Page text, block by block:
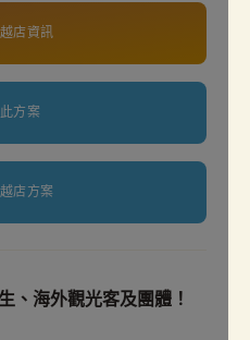
店資訊
方案
店方案
、海外觀光客及團體！